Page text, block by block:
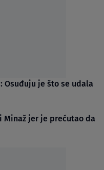
Osuđuju je što se udala
Minaž jer je prećutao da